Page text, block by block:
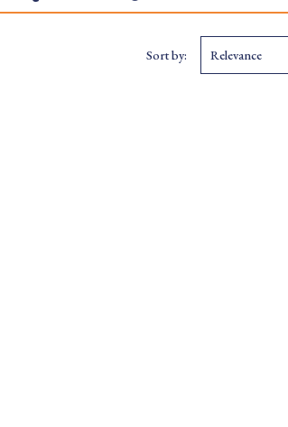
Sort by: Relevance